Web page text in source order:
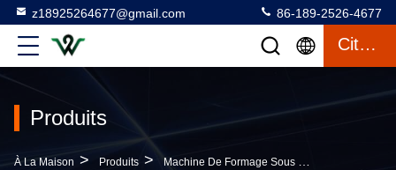
z18925264677@gmail.com 86-189-2526-4677
Citation
Produits
À La Maison > Produits > Machine De Formage Sous Vide En Plastique